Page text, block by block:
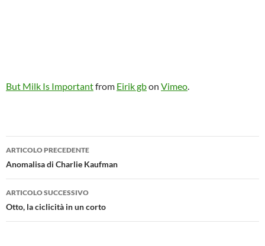
But Milk Is Importantfrom Eirik gbon Vimeo.
Navigazione
articolo
ARTICOLO PRECEDENTE
Anomalisa di Charlie Kaufman
ARTICOLO SUCCESSIVO
Otto, la ciclicità in un corto